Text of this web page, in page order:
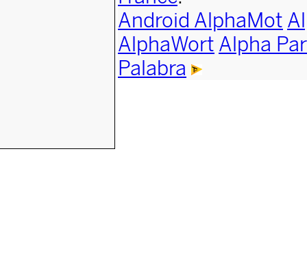
Android AlphaMot
AlphaWort Alpha
Palabra